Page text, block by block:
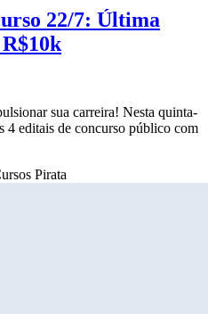
22/7: Última
sua carreira! Nesta quinta-
4 editais de concurso público com
Pirata